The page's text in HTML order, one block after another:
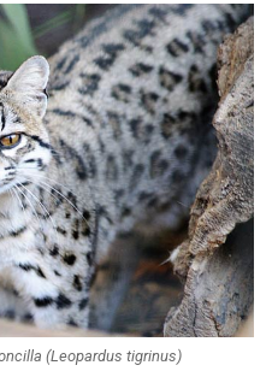
(Leopardus tigrinus)